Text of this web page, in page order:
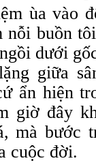
ùa vào
nỗi buồn
dưới
giữa
ẩn hiện
giờ đây
mà bước
cuộc đời.